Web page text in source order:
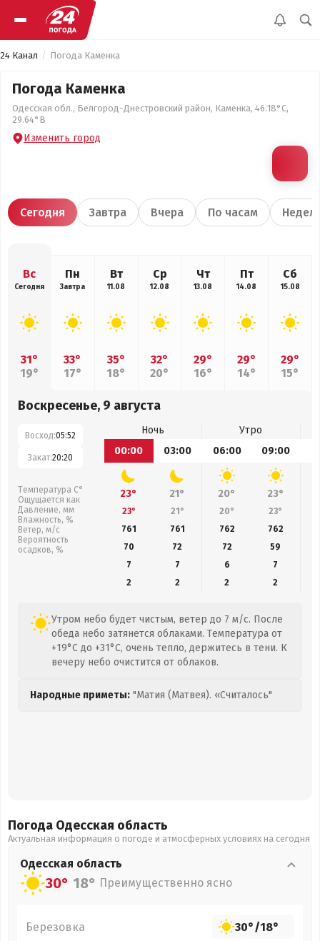
24 Канал Погода Каменка
Погода Каменка
Одесская обл., Белгород-Днестровский район, Каменка, 46.18°С,
29.64°В
Изменить город
Сегодня Завтра Вчера По часам
Вс
Сегодня
31°
19°
Пн
Завтра
33°
17°
Вт
11.08
35°
18°
Ср
12.08
32°
20°
Чт
13.08
29°
16°
Пт
14.08
29°
14°
Сб
15.08
29°
15°
Воскресенье, 9 августа
Восход:05:52
Закат:20:20
Температура С°
Ощущается как
Давление, мм
Влажность, %
Ветер, м/с
Вероятность
осадков, %
Ночь
Утро
00:00
03:00 06:00 09:00
23° 21° 20° 23°
23° 21° 20° 23°
761
761 762 762
70
72 72 59
7
7 6
7
2
2 2 2
Утром небо будет чистым, ветер до 7 м/с. После
обеда небо затянется облаками. Температура от
+19°C до +31°C, очень тепло, держитесь в тени. К
вечеру небо очистится от облаков.
Народные приметы: "Матия (Матвея). «Считалось"
Погода Одесская область
Актуальная информация о погоде и атмосферных условиях на сегодня
Одесская область
30° 18° Преимущественно ясно
Березовка 30°/18°